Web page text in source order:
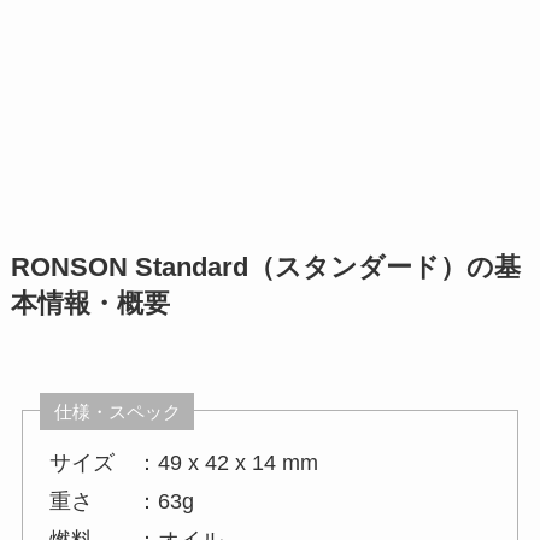
RONSON Standard（スタンダード）の基
本情報・概要
仕様・スペック
サイズ ：49 x 42 x 14 mm
重さ ：63g